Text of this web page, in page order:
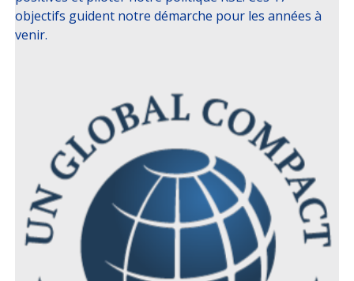
objectifs guident notre démarche pour les années à
venir.